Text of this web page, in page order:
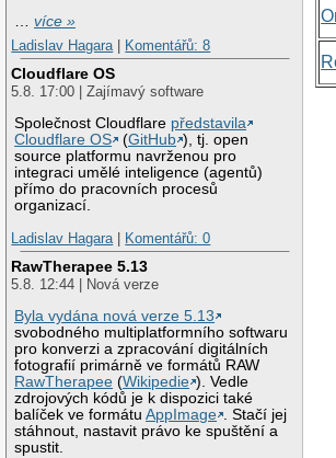
…více »
Ladislav Hagara
Komentářů: 8
Cloudflare OS
5.8. 17:00 | Zajímavý software
Společnost Cloudflare představila
Cloudflare OS
(GitHub ), tj. open
source platformu navrženou pro
integraci umělé inteligence (agentů)
přímo do pracovních procesů
organizací.
Ladislav Hagara
Komentářů: 0
RawTherapee 5.13
5.8. 12:44 | Nová verze
Byla vydána nová verze 5.13
svobodného multiplatformního softwaru
pro konverzi a zpracování digitálních
fotografií primárně ve formátů RAW
RawTherapee (Wikipedie ). Vedle
zdrojových kódů je k dispozici také
balíček ve formátuAppImage . Stačí jej
stáhnout, nastavit právo ke spuštění a
spustit.